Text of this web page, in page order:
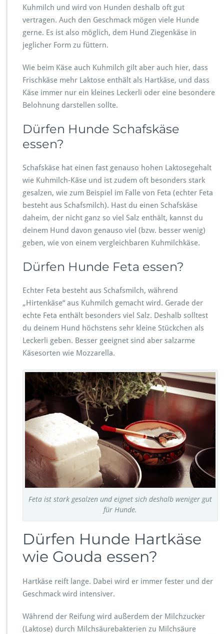
Kuhmilch und wird von Hunden deshalb oft gut
vertragen. Auch den Geschmack mögen viele Hunde
gerne. Es ist also möglich, dem Hund Ziegenkäse in
jeglicher Form zu füttern.
Wie beim Käse auch Kuhmilch gilt aber auch hier, dass
Frischkäse mehr Laktose enthält als Hartkäse, und dass
Käse immer nur ein kleines Leckerli oder eine besondere
Belohnung darstellen sollte.
Dürfen Hunde Schafskäse
essen?
Schafskäse hat einen fast genauso hohen Laktosegehalt
wie Kuhmilch-Käse und ist zudem oft besonders stark
gesalzen, wie zum Beispiel im Falle von Feta (echter Feta
besteht aus Schafsmilch). Hast du einen Schafskäse
daheim, der nicht ganz so viel Salz enthält, kannst du
deinem Hund davon genauso viel (bzw. besser wenig)
geben, wie von einem vergleichbaren Kuhmilchkäse.
Dürfen Hunde Feta essen?
Echter Feta besteht aus Schafsmilch, während
„Hirtenkäse“ aus Kuhmilch gemacht wird. Gerade der
echte Feta enthält besonders viel Salz. Deshalb solltest
du deinem Hund höchstens sehr kleine Stückchen als
Leckerli geben. Besser geeignet sind aber salzarme
Käsesorten wie Mozzarella.
Feta ist stark gesalzen und eignet sich deshalb weniger gut
für Hunde.
Dürfen Hunde Hartkäse
wie Gouda essen?
Hartkäse reift lange. Dabei wird er immer fester und der
Geschmack wird intensiver.
Während der Reifung wird außerdem der Milchzucker
(Laktose) durch Milchsäurebakterien zu Milchsäure